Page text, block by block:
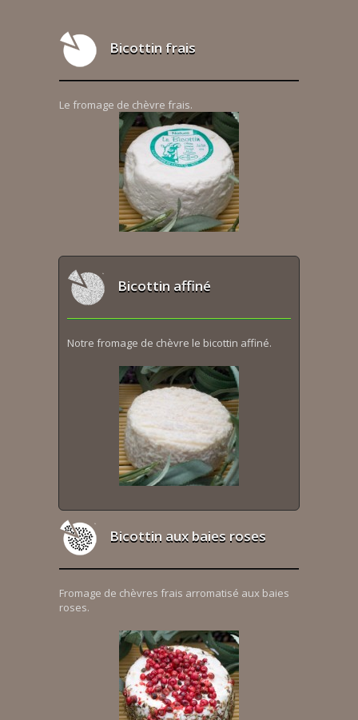
Bicottin frais
Le fromage de chèvre frais.
Bicottin affiné
Notre fromage de chèvre le bicottin affiné.
Bicottin aux baies roses
Fromage de chèvres frais arromatisé aux baies
roses.